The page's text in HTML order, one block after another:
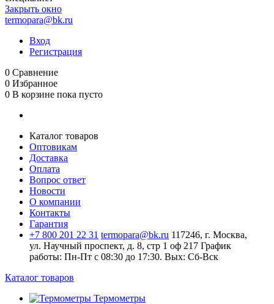
Закрыть окно
termopara@bk.ru
Вход
Регистрация
0 Сравнение
0 Избранное
0 В корзине пока пусто
Каталог товаров
Оптовикам
Доставка
Оплата
Вопрос ответ
Новости
О компании
Контакты
Гарантия
+7 800 201 22 31 termopara@bk.ru 117246, г. Москва,
ул. Научный проспект, д. 8, стр 1 оф 217 График
работы: Пн‑Пт с 08:30 до 17:30. Вых: Сб‑Вск
Каталог товаров
Термометры